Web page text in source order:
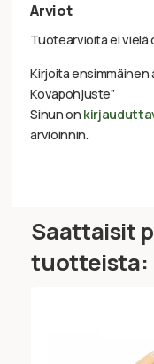
Arviot
Tuotearvioita ei vielä
Kirjoita ensimmäinen
Kovapohjuste”
Sinun on
arvioinnin.
Saattaisit
tuotteista: